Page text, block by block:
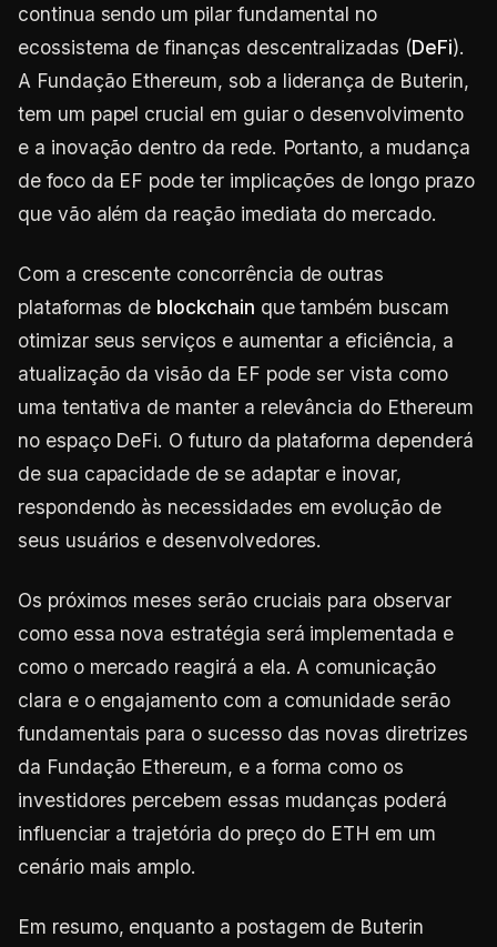
continua sendo um pilar fundamental no
ecossistema de finanças descentralizadas (DeFi).
A Fundação Ethereum, sob a liderança de Buterin,
tem um papel crucial em guiar o desenvolvimento
e a inovação dentro da rede. Portanto, a mudança
de foco da EF pode ter implicações de longo prazo
que vão além da reação imediata do mercado.
Com a crescente concorrência de outras
plataformas de blockchain que também buscam
otimizar seus serviços e aumentar a eficiência, a
atualização da visão da EF pode ser vista como
uma tentativa de manter a relevância do Ethereum
no espaço DeFi. O futuro da plataforma dependerá
de sua capacidade de se adaptar e inovar,
respondendo às necessidades em evolução de
seus usuários e desenvolvedores.
Os próximos meses serão cruciais para observar
como essa nova estratégia será implementada e
como o mercado reagirá a ela. A comunicação
clara e o engajamento com a comunidade serão
fundamentais para o sucesso das novas diretrizes
da Fundação Ethereum, e a forma como os
investidores percebem essas mudanças poderá
influenciar a trajetória do preço do ETH em um
cenário mais amplo.
Em resumo, enquanto a postagem de Buterin